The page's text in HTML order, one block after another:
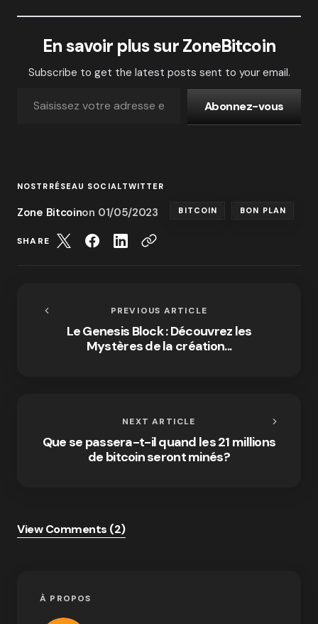
En savoir plus sur ZoneBitcoin
Subscribe to get the latest posts sent to your email.
Abonnez-vous
NOSTR RÉSEAU SOCIALTWITTER
Zone Bitcoinon 01/05/2023 BITCOIN BON PLAN
SHARE
PREVIOUS ARTICLE
Le Genesis Block : Découvrez les
Mystères de la création...
NEXT ARTICLE
Que se passera-t-il quand les 21 millions
de bitcoin seront minés?
View Comments (2)
À PROPOS